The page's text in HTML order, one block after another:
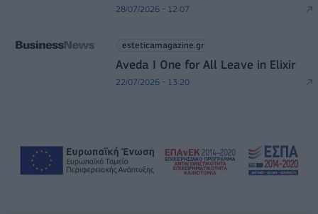
28/07/2026 - 12:07
esteticamagazine.gr
Aveda I One for All Leave in Elixir
22/07/2026 - 13:20